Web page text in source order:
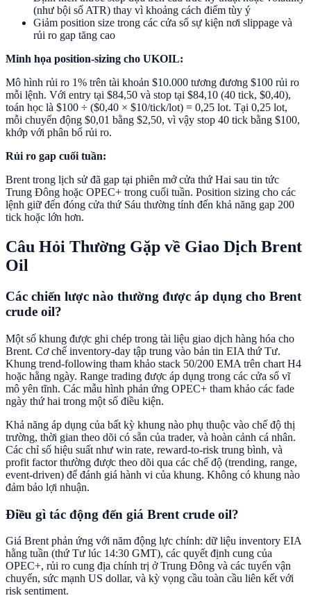
(như bội số ATR) thay vì khoảng cách điểm tùy ý
Giảm position size trong các cửa sổ sự kiện nơi slippage và
rủi ro gap tăng cao
Minh họa position-sizing cho UKOIL:
Mô hình rủi ro 1% trên tài khoản $10.000 tương đương $100 rủi ro
mỗi lệnh. Với entry tại $84,50 và stop tại $84,10 (40 tick, $0,40),
toán học là $100 ÷ ($0,40 × $10/tick/lot) = 0,25 lot. Tại 0,25 lot,
mỗi chuyển động $0,01 bằng $2,50, vì vậy stop 40 tick bằng $100,
khớp với phân bổ rủi ro.
Rủi ro gap cuối tuần:
Brent trong lịch sử đã gap tại phiên mở cửa thứ Hai sau tin tức
Trung Đông hoặc OPEC+ trong cuối tuần. Position sizing cho các
lệnh giữ đến đóng cửa thứ Sáu thường tính đến khả năng gap 200
tick hoặc lớn hơn.
Câu Hỏi Thường Gặp về Giao Dịch Brent
Oil
Các chiến lược nào thường được áp dụng cho Brent
crude oil?
Một số khung được ghi chép trong tài liệu giao dịch hàng hóa cho
Brent. Cơ chế inventory-day tập trung vào bản tin EIA thứ Tư.
Khung trend-following tham khảo stack 50/200 EMA trên chart H4
hoặc hằng ngày. Range trading được áp dụng trong các cửa sổ vĩ
mô yên tĩnh. Các mẫu hình phản ứng OPEC+ tham khảo các fade
ngày thứ hai trong một số điều kiện.
Khả năng áp dụng của bất kỳ khung nào phụ thuộc vào chế độ thị
trường, thời gian theo dõi có sẵn của trader, và hoàn cảnh cá nhân.
Các chỉ số hiệu suất như win rate, reward-to-risk trung bình, và
profit factor thường được theo dõi qua các chế độ (trending, range,
event-driven) để đánh giá hành vi của khung. Không có khung nào
đảm bảo lợi nhuận.
Điều gì tác động đến giá Brent crude oil?
Giá Brent phản ứng với năm động lực chính: dữ liệu inventory EIA
hằng tuần (thứ Tư lúc 14:30 GMT), các quyết định cung của
OPEC+, rủi ro cung địa chính trị ở Trung Đông và các tuyến vận
chuyển, sức mạnh US dollar, và kỳ vọng cầu toàn cầu liên kết với
risk sentiment.